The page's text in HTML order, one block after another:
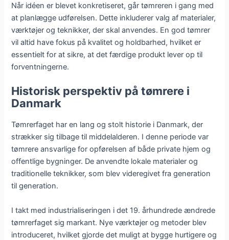
Når idéen er blevet konkretiseret, går tømreren i gang med
at planlægge udførelsen. Dette inkluderer valg af materialer,
værktøjer og teknikker, der skal anvendes. En god tømrer
vil altid have fokus på kvalitet og holdbarhed, hvilket er
essentielt for at sikre, at det færdige produkt lever op til
forventningerne.
Historisk perspektiv på tømrere i
Danmark
Tømrerfaget har en lang og stolt historie i Danmark, der
strækker sig tilbage til middelalderen. I denne periode var
tømrere ansvarlige for opførelsen af både private hjem og
offentlige bygninger. De anvendte lokale materialer og
traditionelle teknikker, som blev videregivet fra generation
til generation.
I takt med industrialiseringen i det 19. århundrede ændrede
tømrerfaget sig markant. Nye værktøjer og metoder blev
introduceret, hvilket gjorde det muligt at bygge hurtigere og